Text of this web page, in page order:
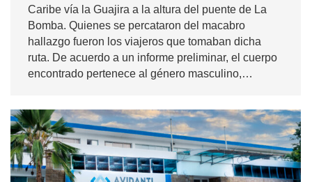
Caribe vía la Guajira a la altura del puente de La
Bomba. Quienes se percataron del macabro
hallazgo fueron los viajeros que tomaban dicha
ruta. De acuerdo a un informe preliminar, el cuerpo
encontrado pertenece al género masculino,…